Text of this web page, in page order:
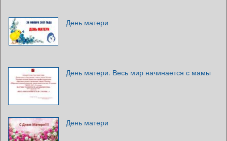
День матери
День матери. Весь мир начинается с мамы
День матери